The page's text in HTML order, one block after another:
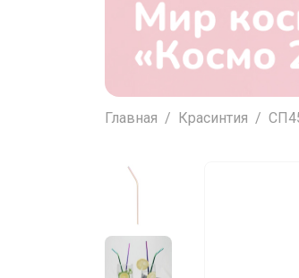
Главная Красинтия